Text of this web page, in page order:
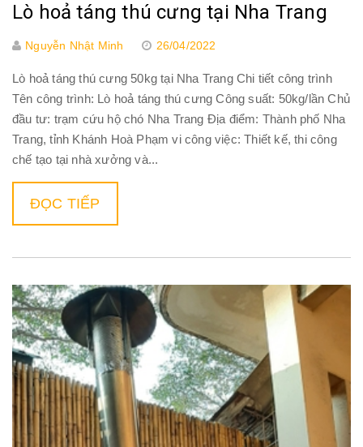
Lò hoả táng thú cưng tại Nha Trang
Nguyễn Nhật Minh 26/04/2022
Lò hoả táng thú cưng 50kg tại Nha Trang Chi tiết công trình
Tên công trình: Lò hoả táng thú cưng Công suất: 50kg/lần Chủ
đầu tư: trạm cứu hộ chó Nha Trang Địa điểm: Thành phố Nha
Trang, tỉnh Khánh Hoà Phạm vi công việc: Thiết kế, thi công
chế tạo tại nhà xưởng và...
ĐỌC TIẾP